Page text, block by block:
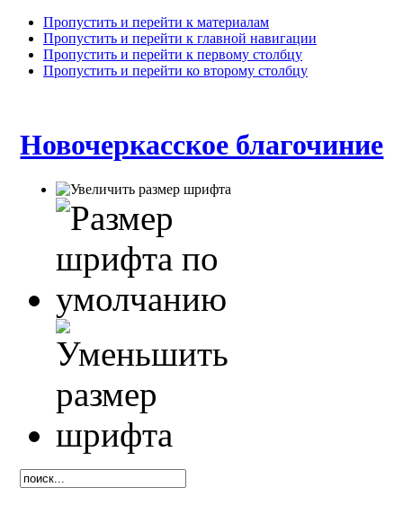
Пропустить и перейти к материалам
Пропустить и перейти к главной навигации
Пропустить и перейти к первому столбцу
Пропустить и перейти ко второму столбцу
Новочеркасское благочиние